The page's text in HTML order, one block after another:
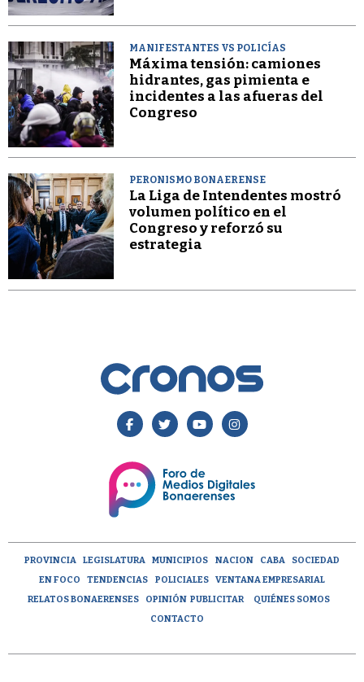
MANIFESTANTES VS POLICÍAS
Máxima tensión: camiones
hidrantes, gas pimienta e
incidentes a las afueras del
Congreso
PERONISMO BONAERENSE
La Liga de Intendentes mostró
volumen político en el
Congreso y reforzó su
estrategia
PROVINCIA LEGISLATURA MUNICIPIOS NACION CABA
SOCIEDAD
EN FOCO
TENDENCIAS POLICIALES
VENTANA EMPRESARIAL
RELATOS BONAERENSES
OPINIÓN PUBLICITAR
QUIÉNES SOMOS
CONTACTO